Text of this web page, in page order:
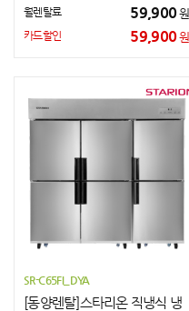
월렌탈료 59,900원
카드할인 59,900원
SR-C65FI_DYA
[동양렌탈]스타리온 직냉식 냉